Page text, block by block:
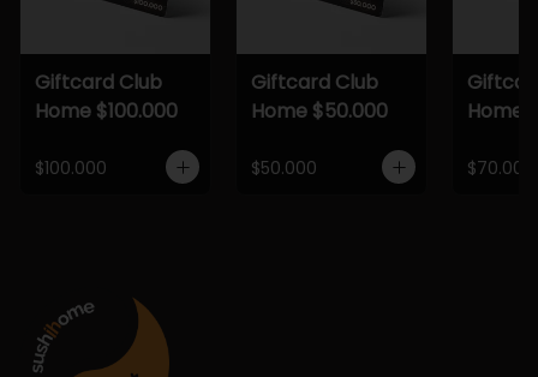
Giftcard Club
Home $100.000
$100.000
Giftcard Club
Home $50.000
$50.000
Home
$70.000